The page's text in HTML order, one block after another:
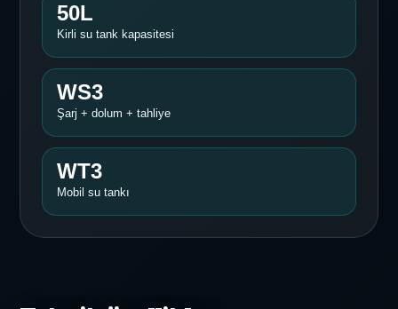
50L
Kirli su tank kapasitesi
WS3
Şarj + dolum + tahliye
WT3
Mobil su tankı